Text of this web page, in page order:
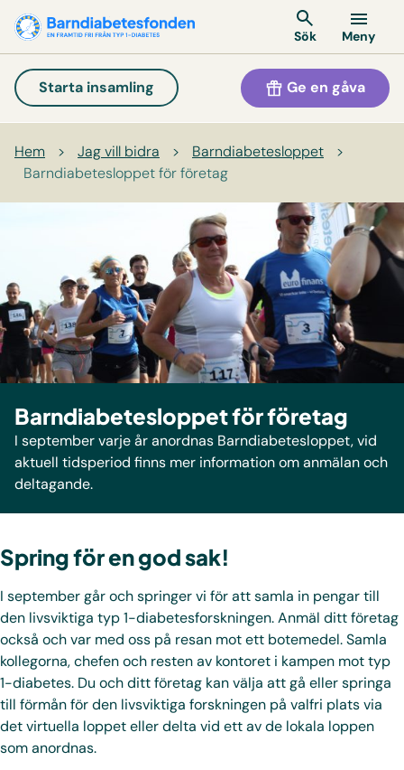
Sök Meny
Starta insamling Ge en gåva
Hem > Jag vill bidra > Barndiabetes­loppet
>
Barndiabetesloppet för företag
Barndiabetesloppet för företag
I september varje år anordnas Barndiabetesloppet, vid
aktuell tidsperiod finns mer information om anmälan och
deltagande.
Spring för en god sak!
I september går och springer vi för att samla in pengar till
den livsviktiga typ 1-diabetesforskningen. Anmäl ditt företag
också och var med oss på resan mot ett botemedel. Samla
kollegorna, chefen och resten av kontoret i kampen mot typ
1-diabetes. Du och ditt företag kan välja att gå eller springa
till förmån för den livsviktiga forskningen på valfri plats via
det virtuella loppet eller delta vid ett av de lokala loppen
som anordnas.